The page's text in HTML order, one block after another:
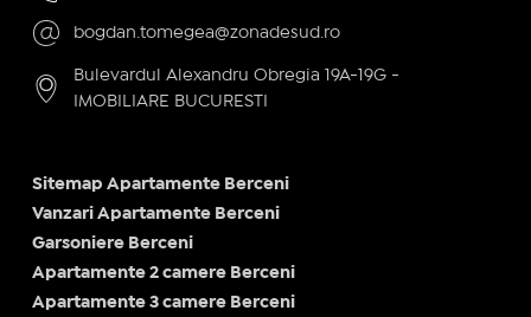
bogdan.tomegea@zonadesud.ro
Bulevardul Alexandru Obregia 19A-19G -
IMOBILIARE BUCURESTI
Sitemap Apartamente Berceni
Vanzari Apartamente Berceni
Garsoniere Berceni
Apartamente 2 camere Berceni
Apartamente 3 camere Berceni